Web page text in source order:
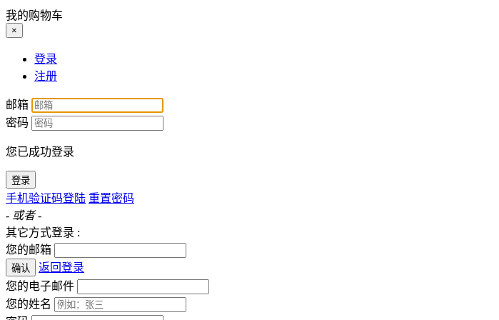
我的购物车
×
登录
注册
邮箱
密码
您已成功登录
登录
手机验证码登陆 重置密码
- 或者 -
其它方式登录 :
您的邮箱
确认
返回登录
您的电子邮件
您的姓名